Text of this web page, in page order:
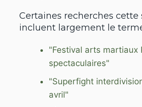
Certaines recherches cette
incluent largement le
"Festival arts martiaux
spectaculaires"
"Superfight
avril"